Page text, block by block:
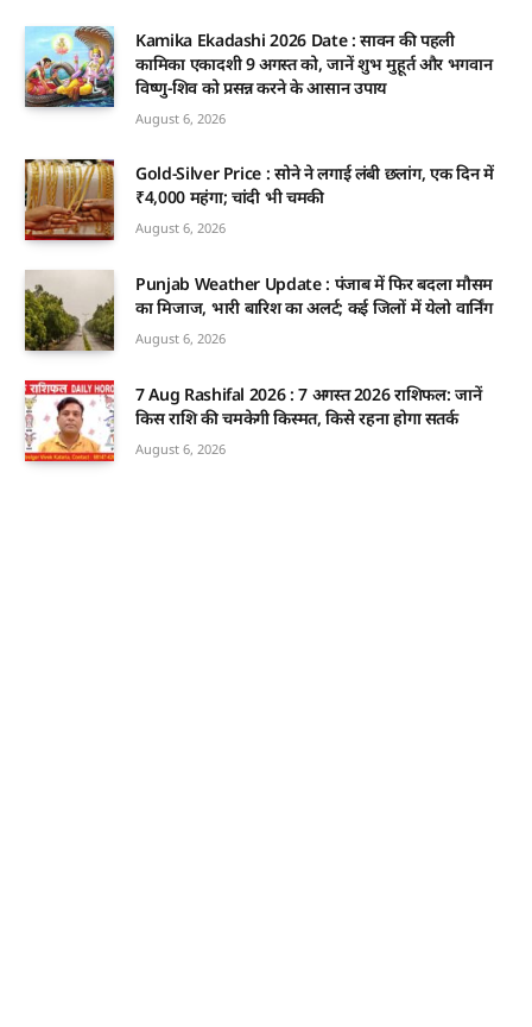
Kamika Ekadashi 2026 Date : सावन की पहली
कामिका एकादशी 9 अगस्त को, जानें शुभ मुहूर्त और भगवान
विष्णु-शिव को प्रसन्न करने के आसान उपाय
August 6, 2026
Gold-Silver Price : सोने ने लगाई लंबी छलांग, एक दिन में
₹4,000 महंगा; चांदी भी चमकी
August 6, 2026
Punjab Weather Update : पंजाब में फिर बदला मौसम
का मिजाज, भारी बारिश का अलर्ट; कई जिलों में येलो वार्निंग
August 6, 2026
7 Aug Rashifal 2026 : 7 अगस्त 2026 राशिफल: जानें
किस राशि की चमकेगी किस्मत, किसे रहना होगा सतर्क
August 6, 2026